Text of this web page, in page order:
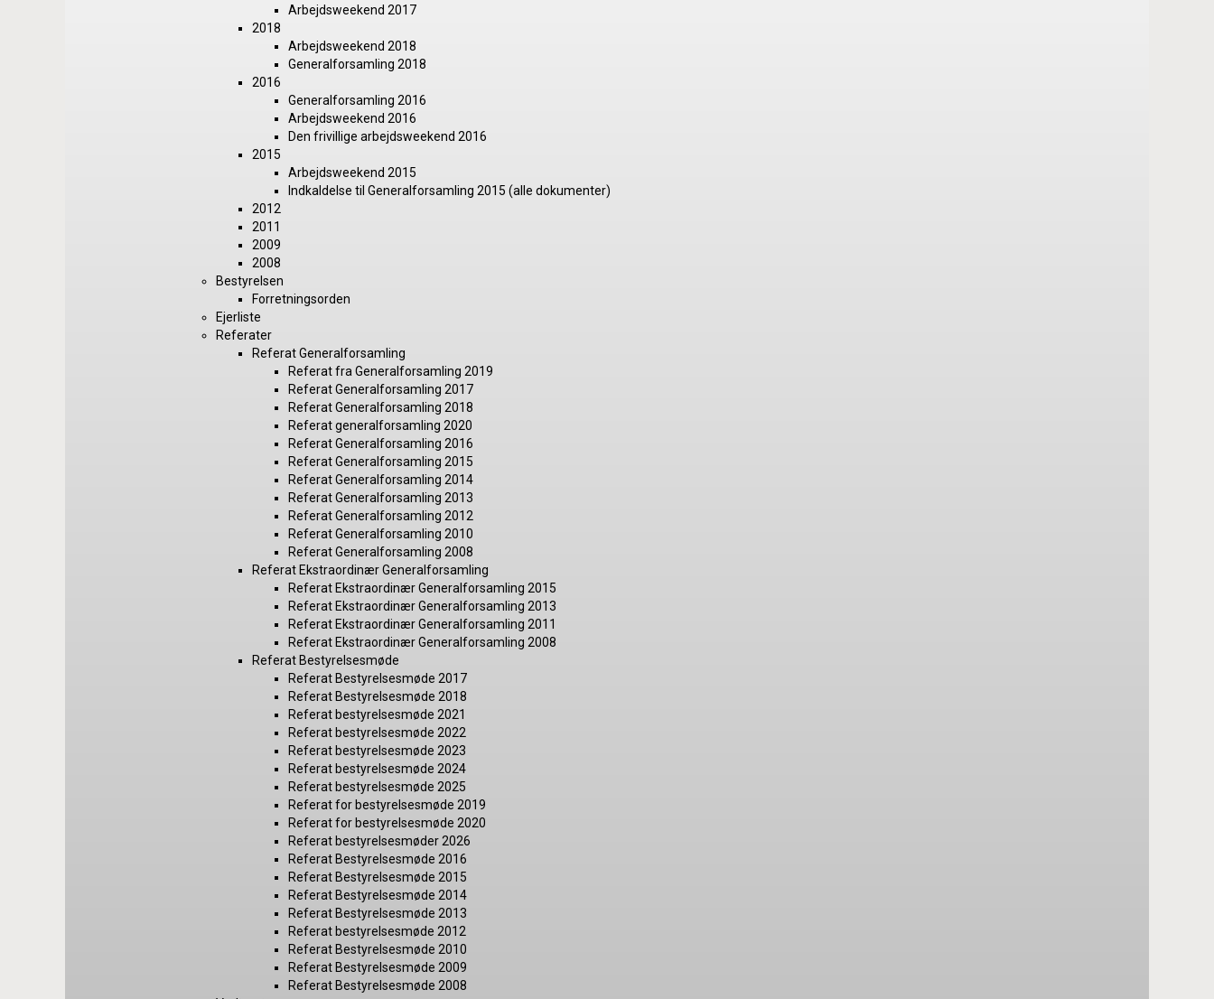
Arbejdsweekend 2017
2018
Arbejdsweekend 2018
Generalforsamling 2018
2016
Generalforsamling 2016
Arbejdsweekend 2016
Den frivillige arbejdsweekend 2016
2015
Arbejdsweekend 2015
Indkaldelse til Generalforsamling 2015 (alle dokumenter)
2012
2011
2009
2008
Bestyrelsen
Forretningsorden
Ejerliste
Referater
Referat Generalforsamling
Referat fra Generalforsamling 2019
Referat Generalforsamling 2017
Referat Generalforsamling 2018
Referat generalforsamling 2020
Referat Generalforsamling 2016
Referat Generalforsamling 2015
Referat Generalforsamling 2014
Referat Generalforsamling 2013
Referat Generalforsamling 2012
Referat Generalforsamling 2010
Referat Generalforsamling 2008
Referat Ekstraordinær Generalforsamling
Referat Ekstraordinær Generalforsamling 2015
Referat Ekstraordinær Generalforsamling 2013
Referat Ekstraordinær Generalforsamling 2011
Referat Ekstraordinær Generalforsamling 2008
Referat Bestyrelsesmøde
Referat Bestyrelsesmøde 2017
Referat Bestyrelsesmøde 2018
Referat bestyrelsesmøde 2021
Referat bestyrelsesmøde 2022
Referat bestyrelsesmøde 2023
Referat bestyrelsesmøde 2024
Referat bestyrelsesmøde 2025
Referat for bestyrelsesmøde 2019
Referat for bestyrelsesmøde 2020
Referat bestyrelsesmøder 2026
Referat Bestyrelsesmøde 2016
Referat Bestyrelsesmøde 2015
Referat Bestyrelsesmøde 2014
Referat Bestyrelsesmøde 2013
Referat bestyrelsesmøde 2012
Referat Bestyrelsesmøde 2010
Referat Bestyrelsesmøde 2009
Referat Bestyrelsesmøde 2008